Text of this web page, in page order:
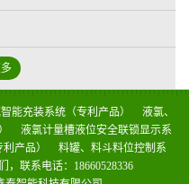
能充装系统（专利产品）
液氯、
液氯计量槽液位安全联锁显示系
产品）
料罐、料斗料位控制系
，联系电话： 18660528336